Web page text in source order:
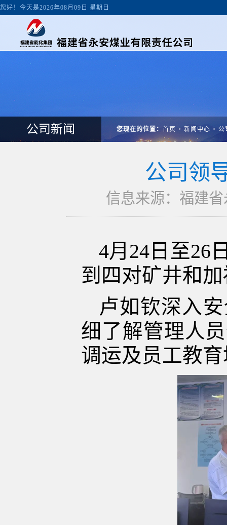
您好！今天是2026年08月09日 星期日
公司新闻 您现在的位置： 首页 > 新闻中心 > 公
公司领
信息来源：福建
4月24日至26
到四对矿井和
卢如钦深入
细了解管理人
调运及员工教